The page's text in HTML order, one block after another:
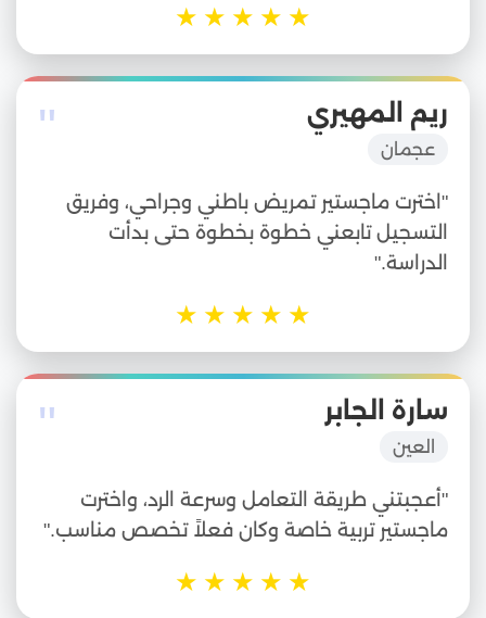
★
★
★
★
★
" ريم المهيري
عجمان
"اخترت ماجستير تمريض باطني وجراحي، وفريق
التسجيل تابعني خطوة بخطوة حتى بدأت
الدراسة."
★
★
★
★
★
" سارة الجابر
العين
"أعجبتني طريقة التعامل وسرعة الرد، واخترت
ماجستير تربية خاصة وكان فعلاً تخصص مناسب."
★
★
★
★
★